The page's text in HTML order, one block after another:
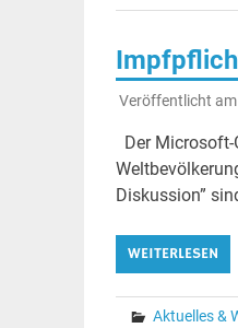
Veröffentlicht am
Der
Diskussion”
WEITERLESEN
Aktuelles &